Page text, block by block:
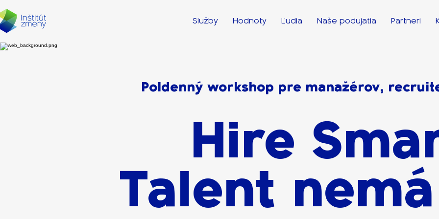
Služby Hodnoty Ľudia Naše podujatia Partneri
Poldenný workshop pre manažérov,
Hire
Talent